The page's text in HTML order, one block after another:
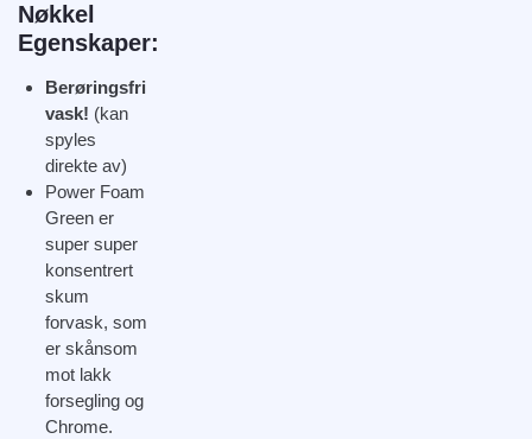
Nøkkel
Egenskaper:
Berøringsfri
vask! (kan
spyles
direkte av)
Power Foam
Green er
super super
konsentrert
skum
forvask, som
er skånsom
mot lakk
forsegling og
Chrome.